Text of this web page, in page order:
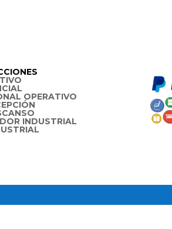
OPERATIVO
INDUSTRIAL